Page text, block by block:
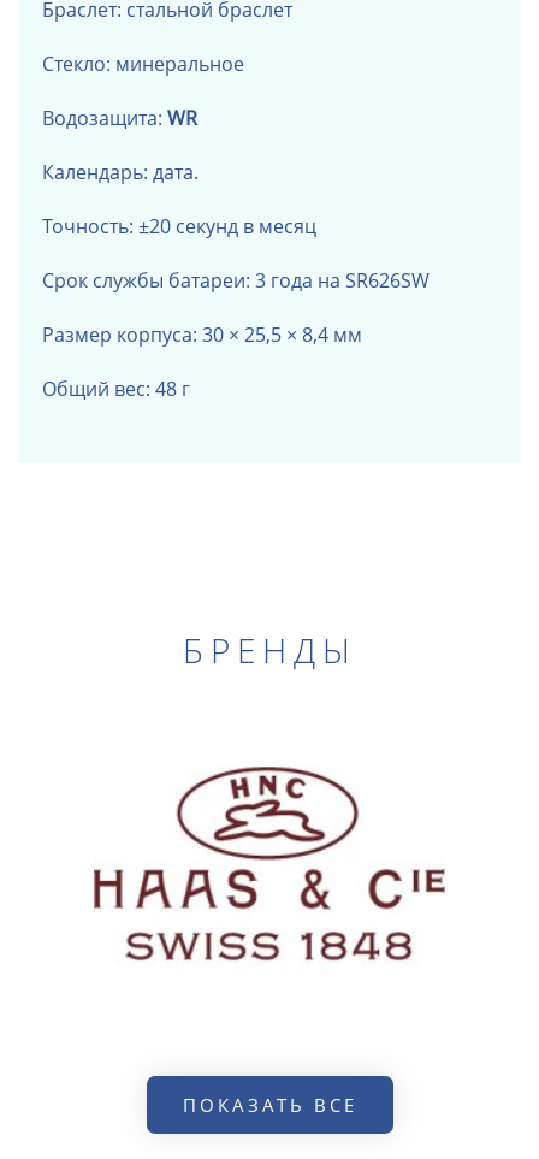
Браслет: стальной браслет
Стекло: минеральное
Водозащита: WR
Календарь: дата.
Точность: ±20 секунд в месяц
Срок службы батареи: 3 года на SR626SW
Размер корпуса: 30 × 25,5 × 8,4 мм
Общий вес: 48 г
БРЕНДЫ
ПОКАЗАТЬ ВСЕ